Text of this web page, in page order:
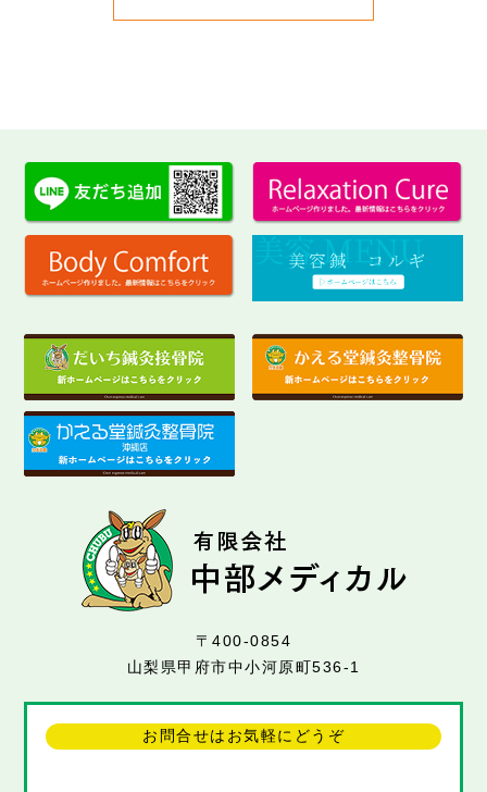
〒400-0854
山梨県甲府市中小河原町536-1
お問合せはお気軽にどうぞ